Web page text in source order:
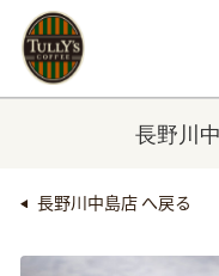
長野川
長野川中島店 へ戻る